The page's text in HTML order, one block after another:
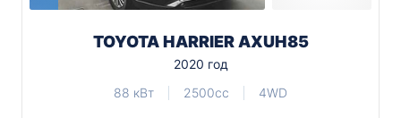
TOYOTA HARRIER AXUH85
2020 год
88 кВт
2500cc 4WD